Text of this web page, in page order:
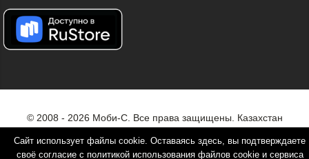
© 2008 - 2026 Моби-С. Все права защищены. Казахстан
Сайт использует файлы cookie. Оставаясь здесь, вы подтверждаете
своё согласие с политикой использования файлов cookie и сервиса